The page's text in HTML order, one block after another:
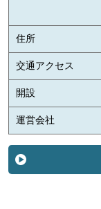
住所
交通アクセス
開設
運営会社